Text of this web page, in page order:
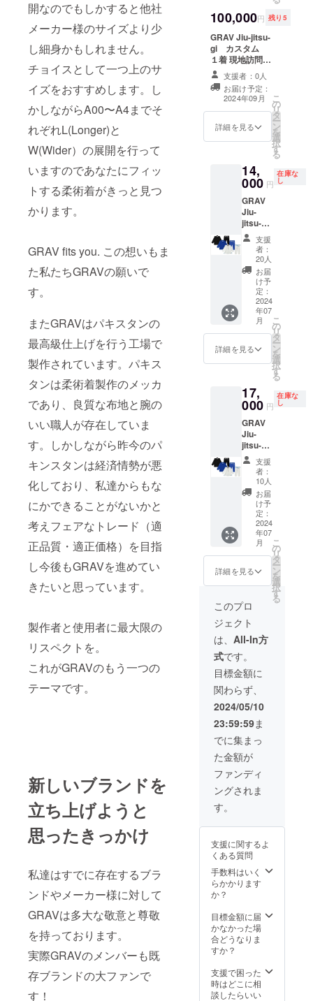
開なのでもしかすると他社
メーカー様のサイズより少
し細身かもしれません。
チョイスとして一つ上のサ
イズをおすすめします。し
かしながらA00〜A4までそ
れぞれL(Longer)と
W(Wider）の展開を行って
いますのであなたにフィッ
トする柔術着がきっと見つ
かります。
GRAV fits you. この想いもま
た私たちGRAVの願いで
す。
またGRAVはパキスタンの
最高級仕上げを行う工場で
製作されています。パキス
タンは柔術着製作のメッカ
であり、良質な布地と腕の
いい職人が存在していま
す。しかしながら昨今のパ
キンスタンは経済情勢が悪
化しており、私達からもな
にかできることがないかと
考えフェアなトレード（適
正品質・適正価格）を目指
し今後もGRAVを進めてい
きたいと思っています。
製作者と使用者に最大限の
リスペクトを。
これがGRAVのもう一つの
テーマです。
新しいブランドを
立ち上げようと
思ったきっかけ
私達はすでに存在するブラ
ンドやメーカー様に対して
GRAVは多大な敬意と尊敬
を持っております。
実際GRAVのメンバーも既
存ブランドの大ファンで
す！
は100%
ンの
380gm
sパール
ウィー
ブ生地
で形成
されて
パンツ
は100%
10oz(28
3gms)
リップ
ストッ
プ生地
です。
乾きや
すく軽
いので
もちろ
ん日々
のト
レーニ
ングで
もお使
だけま
す。
約1.2kg
A0サイ
ズ：約
1.2kg～
約1.3kg
A1サイ
ズ：約
1.3～
1.5kg
A2サイ
ズ：約
1.45～
1.6kg
A3サイ
ズ：約
1.8kg
A4サイ
1.7～
1.8kg
手製の
ため、
個体差
が生じ
ます。
ご了承
くださ
い。 デ
イリー
ユース
モデル
のコン
セプト
は丈夫
で長く
使える
で主に
使われ
るを目
指して
いま
ジャ
ケット
は100%
コット
450gm
sパール
ウィー
ス、
ラッ
シュ
ガード
の1着ず
つをお
届けす
るセッ
トで
す。 ■
コンペ
コンペ
モデル
セプト
は丈夫
で軽く
機能
的。競
技で安
心して
着れる
道着を
目指し
ていま
す。
ケット
は100%
380gm
sパール
ウィー
ブ生地
で形成
されて
おり、
パンツ
は100%
コット
ンで
10oz(28
3gms)
リップ
ストッ
です。
乾きや
いので
もちろ
ん日々
のト
レーニ
ングで
もお使
いいた
だけま
す。
A00サ
イズ：
約1.2kg
A0サイ
ズ：約
1.2kg～
約1.3kg
A1サイ
1.5kg
A2サイ
ズ：約
1.45～
1.6kg
A3サイ
1.8kg
A4サイ
ズ：約
デイ
リー
ユース
★☆★
☆★☆
★☆概
要
★☆★
★☆ 白
✕青 青
✕白 黒
✕白 の
モデル
シュ
ガード1
着を お
届けす
るセッ
トで
す。 そ
れぞれ
コンペ
ティ
ション
モデル
とデイ
リー
ユース
モデル
をお選
コンペ
ティ
モデル■
コンペ
ティ
ション
モデル
のコン
セプト
は丈夫
で軽く
機能
的。競
技で安
着れる
道着を
ていま
す。
ジャ
ケット
コット
ンの
380gm
sパール
ウィー
ブ生地
で形成
されて
おり、
パンツ
は100%
コット
ンで
リップ
ストッ
プ生地
です。
乾きや
すく軽
ん日々
のト
レーニ
いいた
だけま
す。
100,000円 残り5
GRAV Jiu-jitsu-
gi カスタム
１着 現地訪問・
採寸して完全な
カスタムオー
ダーとなりま
す。 デザイン、
色、素材をご相
談の上制作して
※GRAVロゴの規
のでそちらは詳
しくご説明を行
ザイン決定とな
ります。 備考欄
にお電話番号と
通話可能時間帯
もしくはその他
のコミュニケー
ション手段をご
記載いただきま
すよう、お願い
いたします。 ＜
5着限定＞ ＜北
海道・沖縄・離
実費をお願いし
ます(๑>◡<๑)＞
支援者：0人
お届け予定：
2024年09月
詳細を見る
こ
の
リ
タ
ー
ン
を
選
択
す
る
14,
000 円
在庫な
し
GRAV
Jiu-
jitsu-
gi 1
着 上
下セッ
ト 超
早割 ＜
超早
割 20
着限定
★☆★
☆★☆
★☆概
要
☆★☆
★☆ ク
ラウド
ファン
ディン
グでお
申し込
みいた
だける
超オト
クな超
早割リ
ターン
です。
コンペ
ティ
ション
リー
ユース
がお選
びいた
だけま
す。 コ
ンペ
ティ
ション
モデル
のコン
セプト
は丈夫
で軽く
機能
的。競
技で安
心して
目指し
ていま
す。
ジャ
ケット
は100%
380gm
sパール
ウィー
されて
おり、
パンツ
支援
者：
20人
お届
け予
定：
2024
年07
月
詳細を見る
こ
の
リ
タ
ー
ン
を
選
択
す
る
17,
000 円
在庫な
し
GRAV
Jiu-
jitsu-
gi 1
着 コ
ンペ
ティ
ション
モデル
の上下
サイズ
別設定
可能
セット
＜10着
限定＞
★☆★
☆★☆
★☆概
要
★☆★
☆★☆
★☆
ジャ
ケット
とパン
ツのサ
イズを
それぞ
れ選択
が可能
です。
ジャ
ケット
パンツ
ない パ
ンツに
合わせ
ると
ジャ
が合わ
ないと
いう方
に最適
ターン
です。
大切な1
支援
者：
10人
お届
け予
定：
2024
年07
月
詳細を見る
こ
の
リ
タ
ー
ン
を
選
択
す
る
このプロ
ジェクト
は、 All-In方
式です。
目標金額に
関わらず、
2024/05/10
23:59:59ま
でに集まっ
た金額が
ファンディ
ングされま
す。
支援に関するよ
くある質問
手数料はいく
らかかります
か？
目標金額に届
かなかった場
合どうなりま
すか？
支援で困った
時はどこに相
談したらいい